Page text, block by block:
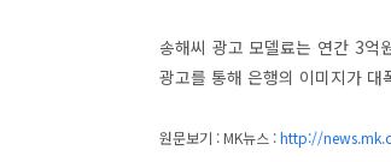
송해씨 광고 모델료는 연간 3억
광고를 통해 은행의 이미지가
원문보기 : MK뉴스 :http://